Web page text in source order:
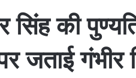
सिंह की
जताई गंभीर